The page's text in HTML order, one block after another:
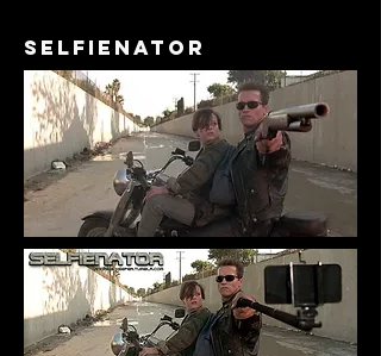
SELFIENATOR